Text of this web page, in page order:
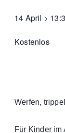
14 April >
Kostenlos
Werfen,
Für Kinder im